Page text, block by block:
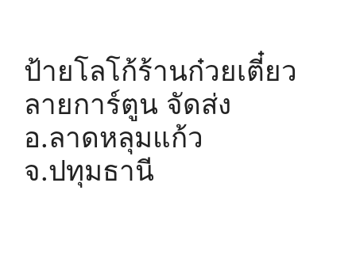
ป้ายโลโก้ร้านก๋วยเตี๋ยว
ลายการ์ตูน จัดส่ง
อ.ลาดหลุมแก้ว
จ.ปทุมธานี